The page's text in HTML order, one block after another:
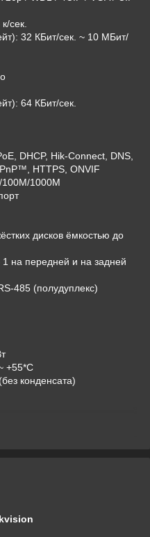
сек.
32 КБит/сек. ~ 10 МБит/
64 КБит/сек.
DHCP, Hik-Connect, DNS,
HTTPS, ONVIF
100M/1000М
дисков ёмкостью до
на передней и на задней
485 (полудуплекс)
+55*C
конденсата)